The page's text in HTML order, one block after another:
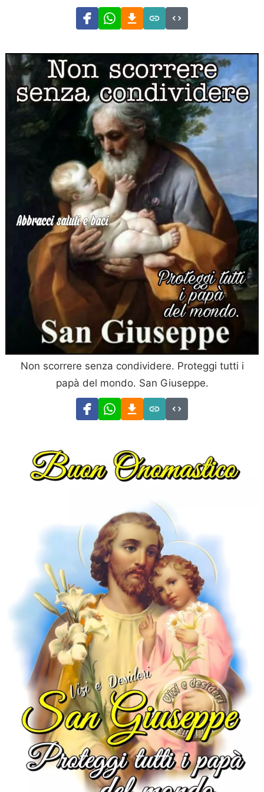
Non scorrere senza condividere. Proteggi tutti i
papà del mondo. San Giuseppe.